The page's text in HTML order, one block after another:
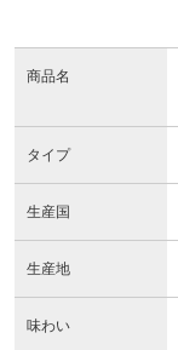
商品名
タイプ
生産国
生産地
味わい